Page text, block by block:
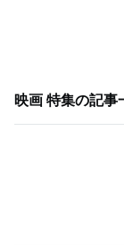
映画 特集の記事